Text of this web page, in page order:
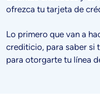
ofrezca tu tarjeta de
Lo primero que van a
crediticio, para saber si
para otorgarte tu línea